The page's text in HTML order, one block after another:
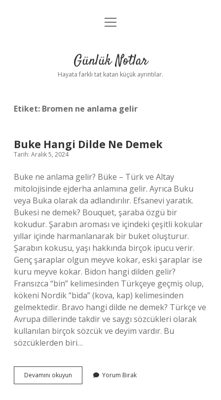
Anasayfa
Yasal Uyarı
menüyü
Günlük Notlar
Hayata farklı tat katan küçük ayrıntılar.
Etiket: Bromen ne anlama gelir
Buke Hangi Dilde Ne Demek
Tarih: Aralık 5, 2024
Buke ne anlama gelir? Büke – Türk ve Altay
mitolojisinde ejderha anlamına gelir. Ayrıca Buku
veya Buka olarak da adlandırılır. Efsanevi yaratık.
Bukesi ne demek? Bouquet, şaraba özgü bir
kokudur. Şarabın aroması ve içindeki çeşitli kokular
yıllar içinde harmanlanarak bir buket oluşturur.
Şarabın kokusu, yaşı hakkında birçok ipucu verir.
Genç şaraplar olgun meyve kokar, eski şaraplar ise
kuru meyve kokar. Bidon hangi dilden gelir?
Fransızca “bin” kelimesinden Türkçeye geçmiş olup,
kökeni Nordik “bida” (kova, kap) kelimesinden
gelmektedir. Bravo hangi dilde ne demek? Türkçe ve
Avrupa dillerinde takdir ve saygı sözcükleri olarak
kullanılan birçok sözcük ve deyim vardır. Bu
sözcüklerden biri…
Devamını okuyun
Hangi
Yorum Bırak